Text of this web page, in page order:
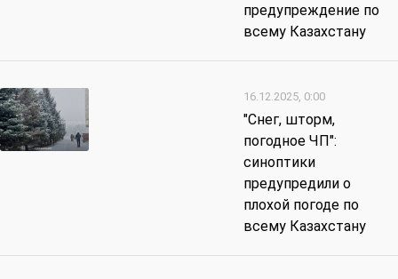
предупреждение по
всему Казахстану
16.12.2025, 0:00
"Снег, шторм,
погодное ЧП":
синоптики
предупредили о
плохой погоде по
всему Казахстану